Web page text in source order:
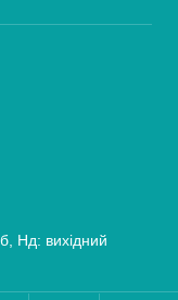
Нд: вихідний